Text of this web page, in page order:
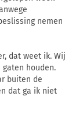
nemen
dat weet ik. Wij
houden.
buiten de
dat ga ik niet